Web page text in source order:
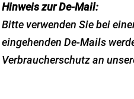
Hinweis zur De-Mail:
Bitte verwenden Sie bei
eingehenden De-Mails
Verbraucherschutz an